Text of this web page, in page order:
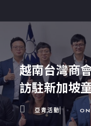
越南台灣商
訪駐新加坡
亞青活動 ON